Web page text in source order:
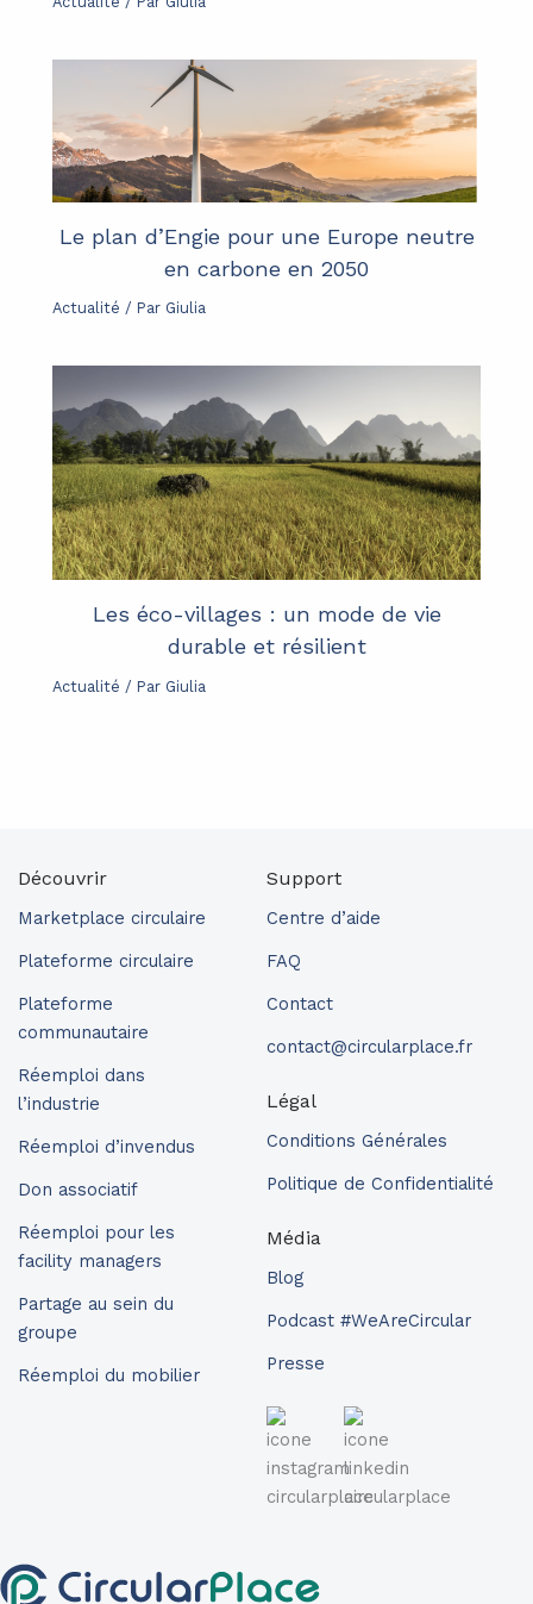
Le plan d’Engie pour une Europe neutre
en carbone en 2050
Actualité / Par Giulia
Les éco-villages : un mode de vie
durable et résilient
Actualité / Par Giulia
Découvrir
Marketplace circulaire
Plateforme circulaire
Plateforme
communautaire
Réemploi dans
l’industrie
Réemploi d’invendus
Don associatif
Réemploi pour les
facility managers
Partage au sein du
groupe
Réemploi du mobilier
Support
Centre d’aide
FAQ
Contact
contact@circularplace.fr
Légal
Conditions Générales
Politique de Confidentialité
Média
Blog
Podcast #WeAreCircular
Presse